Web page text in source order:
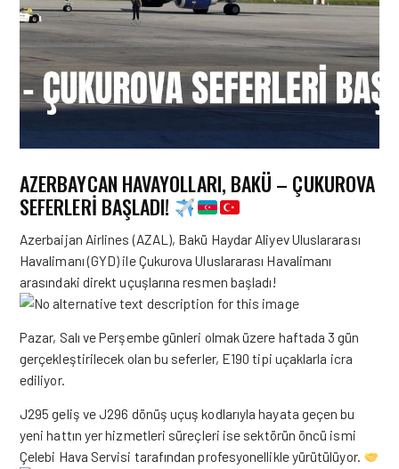
AZERBAYCAN HAVAYOLLARI, BAKÜ – ÇUKUROVA
SEFERLERİ BAŞLADI!
Azerbaijan Airlines (AZAL), Bakü Haydar Aliyev Uluslararası
Havalimanı (GYD) ile Çukurova Uluslararası Havalimanı
arasındaki direkt uçuşlarına resmen başladı!
Pazar, Salı ve Perşembe günleri olmak üzere haftada 3 gün
gerçekleştirilecek olan bu seferler, E190 tipi uçaklarla icra
ediliyor.
J295 geliş ve J296 dönüş uçuş kodlarıyla hayata geçen bu
yeni hattın yer hizmetleri süreçleri ise sektörün öncü ismi
Çelebi Hava Servisi tarafından profesyonellikle yürütülüyor.